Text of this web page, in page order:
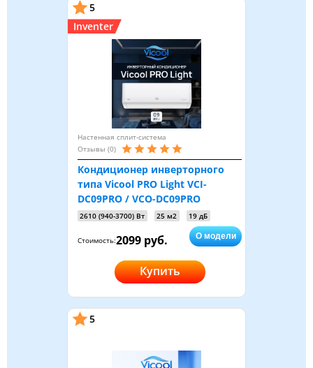
5
Inventer
Настенная сплит-система
Отзывы (0)
Кондиционер инверторного
типа Vicool PRO Light VCI-
DC09PRO / VCO-DC09PRO
2610 (940-3700) Вт 25 м2 19 дБ
Стоимость:2099 руб. О модели
Купить
5